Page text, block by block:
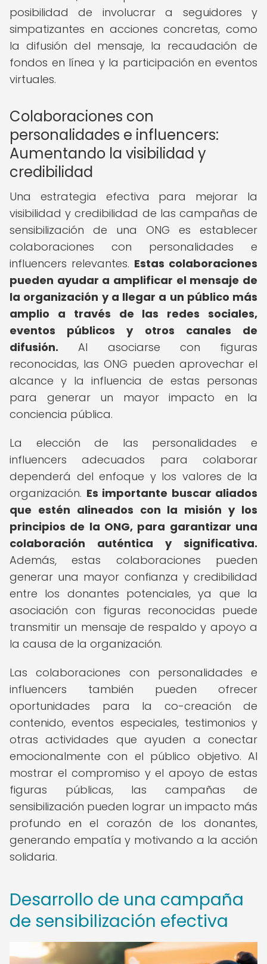
posibilidad de involucrar a seguidores y
simpatizantes en acciones concretas, como
la difusión del mensaje, la recaudación de
fondos en línea y la participación en eventos
virtuales.
Colaboraciones con
personalidades e influencers:
Aumentando la visibilidad y
credibilidad
Una estrategia efectiva para mejorar la
visibilidad y credibilidad de las campañas de
sensibilización de una ONG es establecer
colaboraciones con personalidades e
influencers relevantes. Estas colaboraciones
pueden ayudar a amplificar el mensaje de
la organización y a llegar a un público más
amplio a través de las redes sociales,
eventos públicos y otros canales de
difusión. Al asociarse con figuras
reconocidas, las ONG pueden aprovechar el
alcance y la influencia de estas personas
para generar un mayor impacto en la
conciencia pública.
La elección de las personalidades e
influencers adecuados para colaborar
dependerá del enfoque y los valores de la
organización. Es importante buscar aliados
que estén alineados con la misión y los
principios de la ONG, para garantizar una
colaboración auténtica y significativa.
Además, estas colaboraciones pueden
generar una mayor confianza y credibilidad
entre los donantes potenciales, ya que la
asociación con figuras reconocidas puede
transmitir un mensaje de respaldo y apoyo a
la causa de la organización.
Las colaboraciones con personalidades e
influencers también pueden ofrecer
oportunidades para la co-creación de
contenido, eventos especiales, testimonios y
otras actividades que ayuden a conectar
emocionalmente con el público objetivo. Al
mostrar el compromiso y el apoyo de estas
figuras públicas, las campañas de
sensibilización pueden lograr un impacto más
profundo en el corazón de los donantes,
generando empatía y motivando a la acción
solidaria.
Desarrollo de una campaña
de sensibilización efectiva